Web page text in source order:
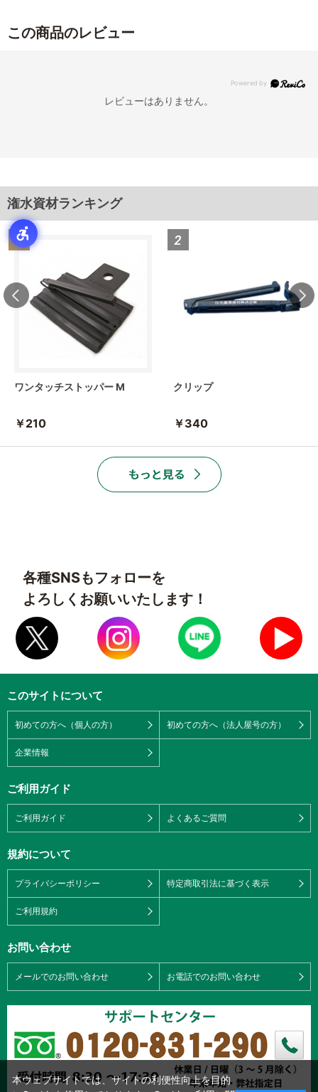
この商品のレビュー
レビューはありません。
潅水資材ランキング
ワンタッチストッパー M
￥210
クリップ
￥340
各種SNSもフォローを
よろしくお願いいたします！
このサイトについて
初めての方へ（個人の方） 初めての方へ（法人屋号の方）
企業情報
ご利用ガイド
ご利用ガイド よくあるご質問
規約について
プライバシーポリシー 特定商取引法に基づく表示
ご利用規約
お問い合わせ
メールでのお問い合わせ お電話でのお問い合わせ
本ウェブサイトでは、サイトの利便性向上を目的